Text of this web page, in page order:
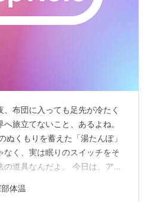
布団に入っても足先が冷たく
旅立てないこと、あるよね。
ぬくもりを蓄えた「湯たんぽ」
なく、実は眠りのスイッチをそ
の道具なんだよ。 今日は、アナ
[🌙] 眠りのスイッチを入れる
体温